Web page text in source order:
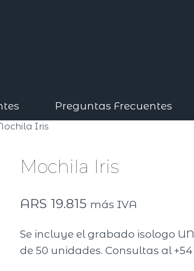
Preguntas Frecuentes
Iris
Mochila Iris
ARS 19.815 más IVA
Se incluye el grabado isologo
de 50 unidades. Consultas al +54